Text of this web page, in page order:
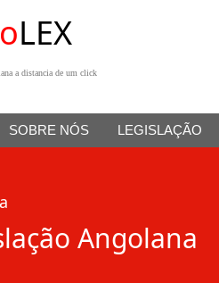
LEX
a distancia de um click
SOBRE NÓS LEGISLAÇÃO
Angolana